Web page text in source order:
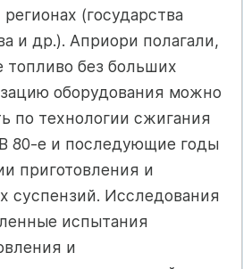
(государства
и др.). Априори полагали,
топливо без больших
оборудования можно
по технологии сжигания
80-е и последующие годы
приготовления и
суспензий. Исследования
испытания
и